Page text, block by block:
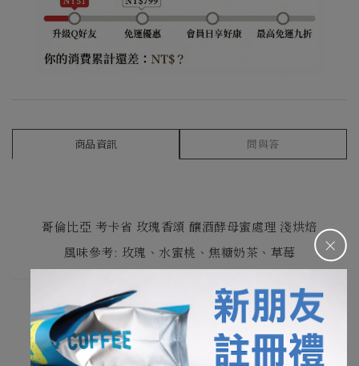
＋
商品資訊 問與答
哥倫比亞 考卡省 玫瑰香頌 釀酒酵母蜜處理 淺烘焙
風味參考: 玫瑰、水蜜桃、焦糖奶茶、草莓
我們寫下的風味來自夥伴杯測後的集體感受。
因此，可能會和在家沖煮的環境稍微不一樣，
不同的水質、研磨工具以及個人喜好的沖煮參數，